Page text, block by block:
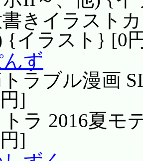
きイラスト
{イラスト} [0
ず
ラブル漫画
]
ラ 2016夏モ
]